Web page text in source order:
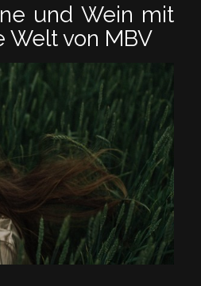
und Wein mit
Welt von MBV